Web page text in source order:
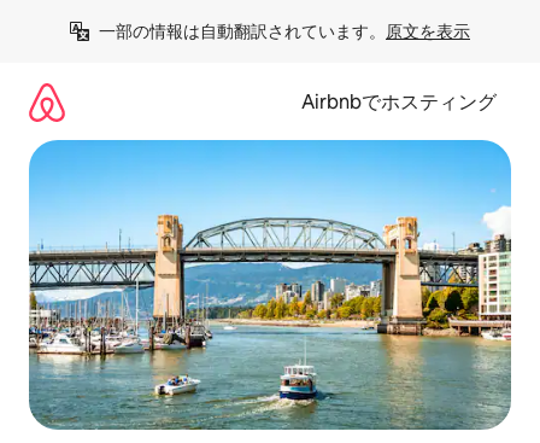
一部の情報は自動翻訳されています。 原文を表示
Airbnbでホスティング